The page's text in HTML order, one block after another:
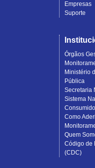
Empresas
Suporte
Órgãos
Ministério
Pública
Secretaria
Sistema
Como
Quem
Código de
(CDC)